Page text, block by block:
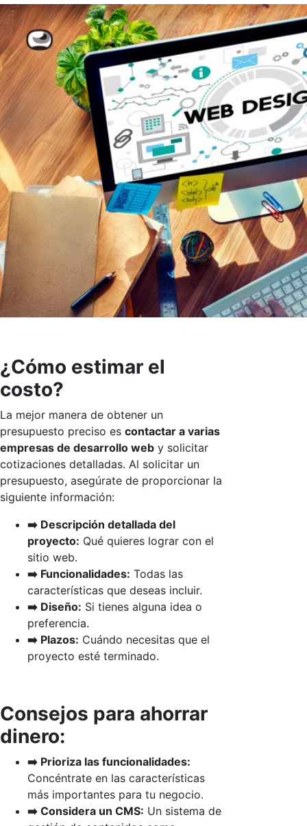
¿Cómo estimar el
costo?
La mejor manera de obtener un
presupuesto preciso es contactar a varias
empresas de desarrollo web y solicitar
cotizaciones detalladas. Al solicitar un
presupuesto, asegúrate de proporcionar la
siguiente información:
➡️ Descripción detallada del
proyecto: Qué quieres lograr con el
sitio web.
➡️ Funcionalidades: Todas las
características que deseas incluir.
➡️ Diseño: Si tienes alguna idea o
preferencia.
➡️ Plazos: Cuándo necesitas que el
proyecto esté terminado.
Consejos para ahorrar
dinero:
➡️ Prioriza las funcionalidades:
Concéntrate en las características
más importantes para tu negocio.
➡️ Considera un CMS: Un sistema de